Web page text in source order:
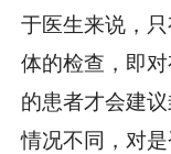
于医生来说，
体的检查，即
的患者才会建
情况不同，对